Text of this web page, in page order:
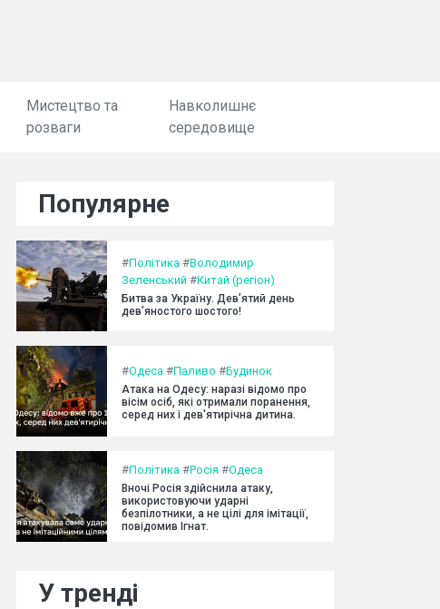
Мистецтво та
розваги
Навколишнє
середовище
Популярне
#Політика #Володимир
Зеленський #Китай (регіон)
Битва за Україну. Дев’ятий день
дев’яностого шостого!
#Одеса #Паливо #Будинок
Атака на Одесу: наразі відомо про
вісім осіб, які отримали поранення,
серед них і дев'ятирічна дитина.
#Політика #Росія #Одеса
Вночі Росія здійснила атаку,
використовуючи ударні
безпілотники, а не цілі для імітації,
повідомив Ігнат.
У тренді